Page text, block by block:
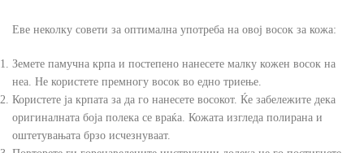
Еве неколку совети за оптимална употреба на овој восок за кожа:
Земете памучна крпа и постепено нанесете малку кожен восок на
неа. Не користете премногу восок во едно триење.
Користете ја крпата за да го нанесете восокот. Ќе забележите дека
оригиналната боја полека се враќа. Кожата изгледа полирана и
оштетувањата брзо исчезнуваат.